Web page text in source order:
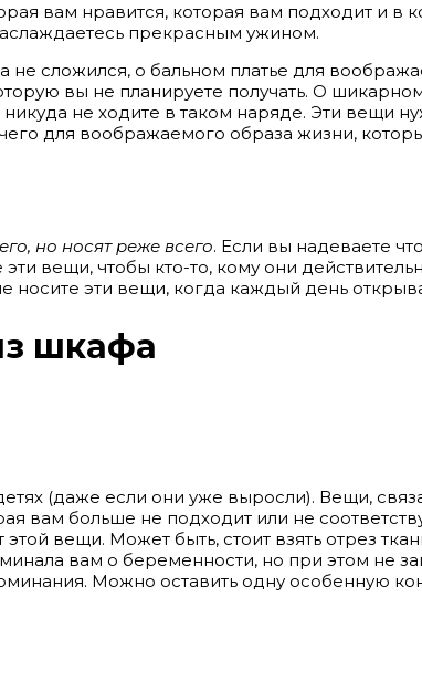
вам нравится, которая вам подходит и в
прекрасным ужином.
сложился, о бальном платье для
вы не планируете получать. О
не ходите в таком наряде. Эти вещи
для воображаемого образа жизни,
но носят реже всего. Если вы надеваете
вещи, чтобы кто-то, кому они
носите эти вещи, когда каждый день
шкафа
(даже если они уже выросли). Вещи,
вам больше не подходит или не
вещи. Может быть, стоит взять отрез
вам о беременности, но при этом не
Можно оставить одну особенную